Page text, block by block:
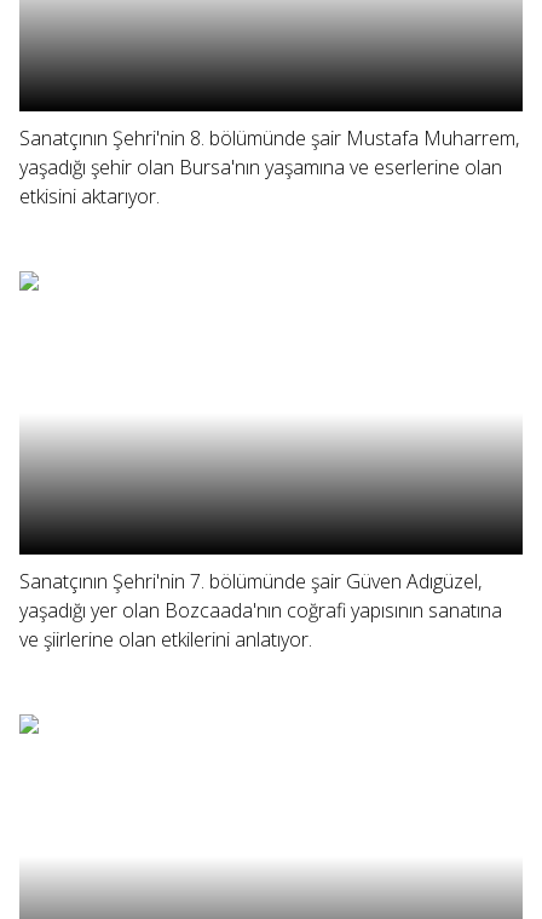
Sanatçının Şehri'nin 8. bölümünde şair Mustafa Muharrem,
yaşadığı şehir olan Bursa'nın yaşamına ve eserlerine olan
etkisini aktarıyor.
Sanatçının Şehri'nin 7. bölümünde şair Güven Adıgüzel,
yaşadığı yer olan Bozcaada'nın coğrafi yapısının sanatına
ve şiirlerine olan etkilerini anlatıyor.